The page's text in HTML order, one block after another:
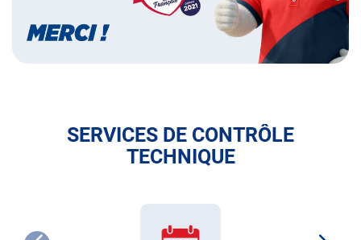
SERVICES DE CONTRÔLE
TECHNIQUE